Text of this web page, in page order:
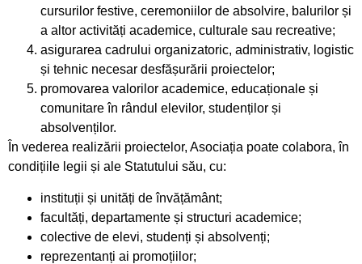
cursurilor festive, ceremoniilor de absolvire, balurilor și
a altor activități academice, culturale sau recreative;
asigurarea cadrului organizatoric, administrativ, logistic
și tehnic necesar desfășurării proiectelor;
promovarea valorilor academice, educaționale și
comunitare în rândul elevilor, studenților și
absolvenților.
În vederea realizării proiectelor, Asociația poate colabora, în
condițiile legii și ale Statutului său, cu:
instituții și unități de învățământ;
facultăți, departamente și structuri academice;
colective de elevi, studenți și absolvenți;
reprezentanți ai promoțiilor;